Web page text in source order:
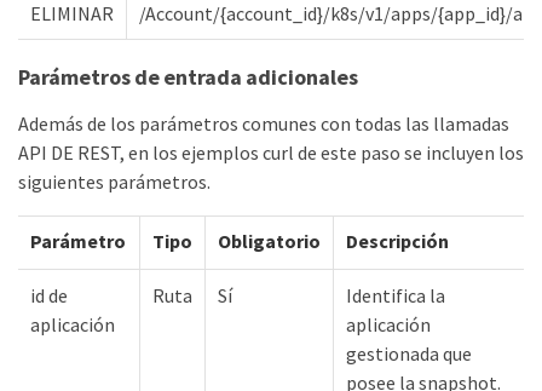
ELIMINAR /Account/{account_id}/k8s/v1/apps/{app_id}/
Parámetros de entrada adicionales
Además de los parámetros comunes con todas las llamadas
API DE REST, en los ejemplos curl de este paso se incluyen los
siguientes parámetros.
Parámetro Tipo Obligatorio Descripción
id de
aplicación
Ruta Sí
Identifica la
aplicación
gestionada que
posee la snapshot.